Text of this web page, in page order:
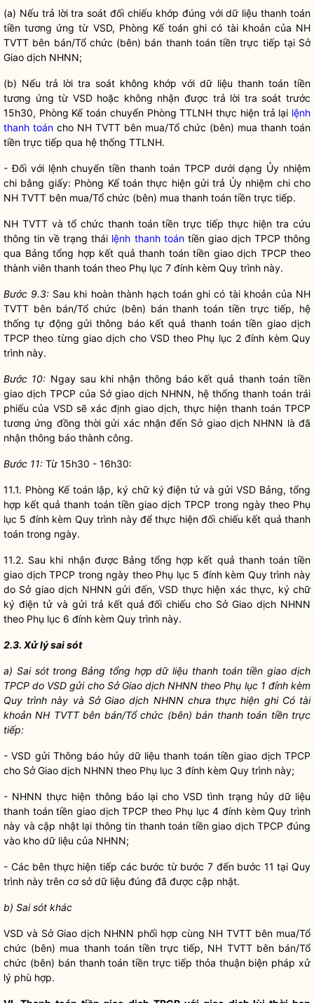
(a) Nếu trả lời tra soát đối chiếu khớp đúng với dữ liệu thanh toán
tiền tương ứng từ VSD, Phòng Kế toán ghi có tài khoản của NH
TVTT bên bán/Tổ chức (bên) bán thanh toán tiền trực tiếp tại Sở
Giao dịch NHNN;
(b) Nếu trả lời tra soát không khớp với dữ liệu thanh toán tiền
tương ứng từ VSD hoặc không nhận được trả lời tra soát trước
15h30, Phòng Kế toán chuyển Phòng TTLNH thực hiện trả lại lệnh
thanh toán cho NH TVTT bên mua/Tổ chức (bên) mua thanh toán
tiền trực tiếp qua hệ thống TTLNH.
- Đối với lệnh chuyển tiền thanh toán TPCP dưới dạng Ủy nhiệm
chi bằng giấy: Phòng Kế toán thực hiện gửi trả Ủy nhiệm chi cho
NH TVTT bên mua/Tổ chức (bên) mua thanh toán tiền trực tiếp.
NH TVTT và tổ chức thanh toán tiền trực tiếp thực hiện tra cứu
thông tin về trạng thái lệnh thanh toántiền giao dịch TPCP thông
qua Bảng tổng hợp kết quả thanh toán tiền giao dịch TPCP theo
thành viên thanh toán theo Phụ lục 7 đính kèm Quy trình này.
Bước 9.3: Sau khi hoàn thành hạch toán ghi có tài khoản của NH
TVTT bên bán/Tổ chức (bên) bán thanh toán tiền trực tiếp, hệ
thống tự động gửi thông báo kết quả thanh toán tiền giao dịch
TPCP theo từng giao dịch cho VSD theo Phụ lục 2 đính kèm Quy
trình này.
Bước 10: Ngay sau khi nhận thông báo kết quả thanh toán tiền
giao dịch TPCP của Sở giao dịch NHNN, hệ thống thanh toán trái
phiếu của VSD sẽ xác định giao dịch, thực hiện thanh toán TPCP
tương ứng đồng thời gửi xác nhận đến Sở giao dịch NHNN là đã
nhận thông báo thành công.
Bước 11: Từ 15h30 - 16h30:
11.1. Phòng Kế toán lập, ký chữ ký điện tử và gửi VSD Bảng, tổng
hợp kết quả thanh toán tiền giao dịch TPCP trong ngày theo Phụ
lục 5 đính kèm Quy trình này để thực hiện đối chiếu kết quả thanh
toán trong ngày.
11.2. Sau khi nhận được Bảng tổng hợp kết quả thanh toán tiền
giao dịch TPCP trong ngày theo Phụ lục 5 đính kèm Quy trình này
do Sở giao dịch NHNN gửi đến, VSD thực hiện xác thực, ký chữ
ký điện tử và gửi trả kết quả đối chiếu cho Sở Giao dịch NHNN
theo Phụ lục 6 đính kèm Quy trình này.
2.3. Xử lý saisót
a) Sai sót trong Bảng tổng hợp dữ liệu thanh toán tiền giao dịch
TPCP do VSD gửi cho Sở Giao dịch NHNN theo Phụ lục 1 đính kèm
Quy trình này và Sở Giao dịch NHNN chưa thực hiện ghi Có tài
khoản NH TVTT bên bán/Tổ chức (bên) bán thanh toán tiền trực
tiếp:
- VSD gửi Thông báo hủy dữ liệu thanh toán tiền giao dịch TPCP
cho Sở Giao dịch NHNN theo Phụ lục 3 đính kèm Quy trình này;
- NHNN thực hiện thông báo lại cho VSD tình trạng hủy dữ liệu
thanh toán tiền giao dịch TPCP theo Phụ lục 4 đính kèm Quy trình
này và cập nhật lại thông tin thanh toán tiền giao dịch TPCP đúng
vào kho dữ liệu của NHNN;
- Các bên thực hiện tiếp các bước từ bước 7 đến bước 11 tại Quy
trình này trên cơ sở dữ liệu đúng đã được cập nhật.
b) Sai sót khác
VSD và Sở Giao dịch NHNN phối hợp cùng NH TVTT bên mua/Tổ
chức (bên) mua thanh toán tiền trực tiếp, NH TVTT bên bán/Tổ
chức (bên) bán thanh toán tiền trực tiếp thỏa thuận biện pháp xử
lý phù hợp.